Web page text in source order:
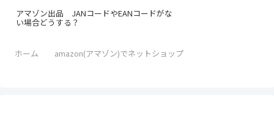
アマゾン出品 JANコードやEANコードがな
い場合どうする？
ホーム amazon(アマゾン)でネットショップ